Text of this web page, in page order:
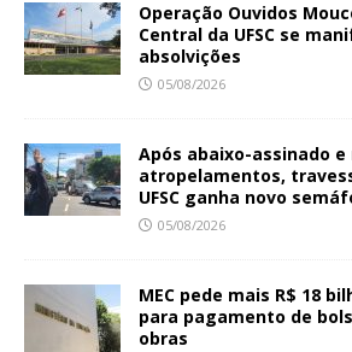
Operação Ouvidos
Central da UFSC se
absolvições
05/08/2026
Após abaixo-assinado
atropelamentos,
UFSC ganha novo
05/08/2026
MEC pede mais R$ 18
para pagamento de
obras